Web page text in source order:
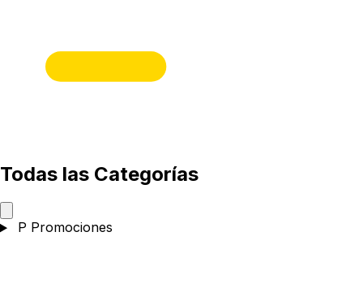
Todas las Categorías
P Promociones